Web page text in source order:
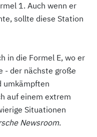
1. Auch wenn er
sollte diese Station
in die Formel E, wo er
- der nächste große
umkämpften
auf einem extrem
Situationen
Newsroom.